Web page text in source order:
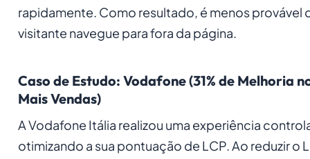
rapidamente. Como resultado, é menos provável
visitante navegue para fora da página.
Caso de Estudo: Vodafone (31% de Melhoria
Mais Vendas)
A Vodafone Itália realizou uma experiência
otimizando a sua pontuação de LCP. Ao reduzir o